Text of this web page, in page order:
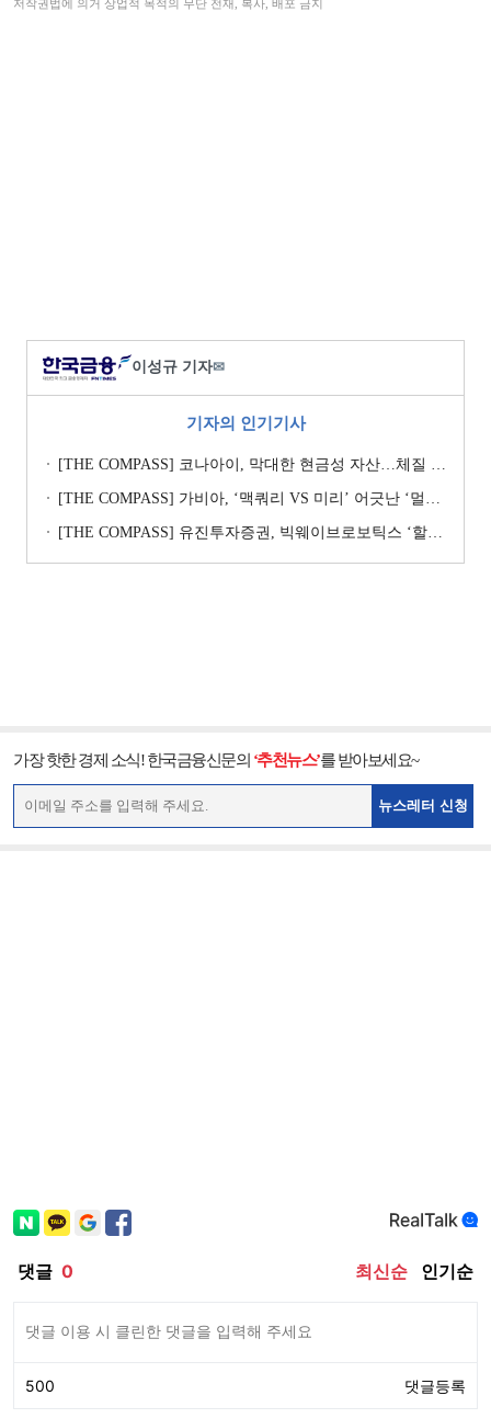
저작권법에 의거 상업적 목적의 무단 전재, 복사, 배포 금지
이성규 기자✉
기자의 인기기사
[THE COMPASS] 코나아이, 막대한 현금성 자산…체질 개선 핵심 Key
[THE COMPASS] 가비아, ‘맥쿼리 VS 미리’ 어긋난 ‘멀티플 수싸움’
[THE COMPASS] 유진투자증권, 빅웨이브로보틱스 ‘할인율’ 낮춰 ‘몸값’ 지키기…’고무줄’ 가치평가
가장 핫한 경제 소식! 한국금융신문의 ‘추천뉴스’를 받아보세요~
뉴스레터 신청